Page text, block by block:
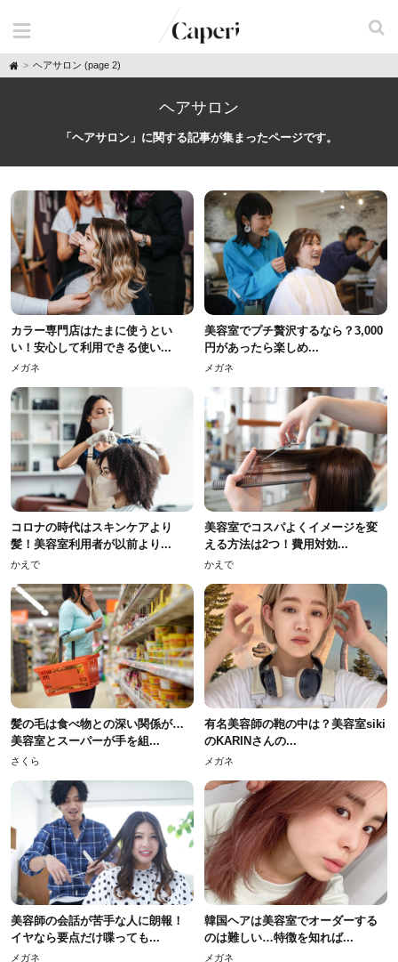
H
o
ヘアサロン (page 2)
ヘアサロン
「ヘアサロン」に関する記事が集まったページです。
カラー専門店はたまに使うとい
い！安心して利用できる使い...
メガネ
美容室でプチ贅沢するなら？3,000
円があったら楽しめ...
メガネ
コロナの時代はスキンケアより
髪！美容室利用者が以前より...
かえで
美容室でコスパよくイメージを変
える方法は2つ！費用対効...
かえで
髪の毛は食べ物との深い関係が…
美容室とスーパーが手を組...
さくら
有名美容師の鞄の中は？美容室siki
のKARINさんの...
メガネ
美容師の会話が苦手な人に朗報！
イヤなら要点だけ喋っても...
メガネ
韓国ヘアは美容室でオーダーする
のは難しい…特徴を知れば...
メガネ